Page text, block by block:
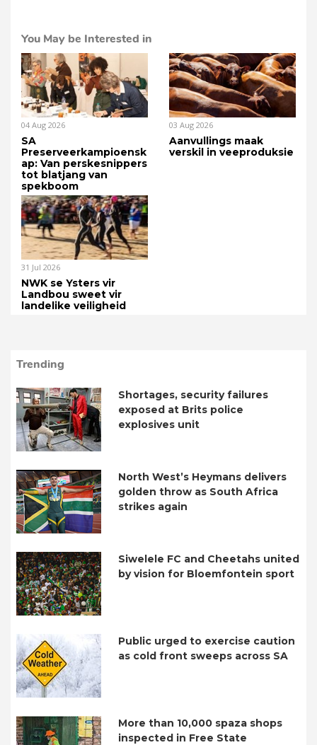
You May be Interested in
04 Aug 2026
SA
Preserveerkampioensk
ap: Van perskesnippers
tot blatjang van
spekboom
03 Aug 2026
Aanvullings maak
verskil in veeproduksie
31 Jul 2026
NWK se Ysters vir
Landbou sweet vir
landelike veiligheid
Trending
Shortages, security failures
exposed at Brits police
explosives unit
North West’s Heymans delivers
golden throw as South Africa
strikes again
Siwelele FC and Cheetahs united
by vision for Bloemfontein sport
Public urged to exercise caution
as cold front sweeps across SA
More than 10,000 spaza shops
inspected in Free State